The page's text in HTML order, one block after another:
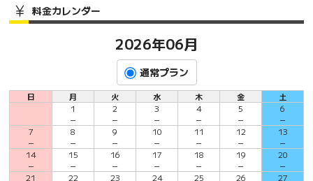
料金カレンダー
2026年06月
通常プラン
日 月 火 水 木 金
土
1
－
2
－
3
－
4
－
5
－
6
－
7
－
8
－
9
－
10
－
11
－
12
－
13
－
14
－
15
－
16
－
17
－
18
－
19
－
20
－
21
22
23
24
25
26
27